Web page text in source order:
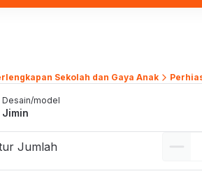
Sekolah dan Gaya Anak
Desain/model
Jimin
Jumlah